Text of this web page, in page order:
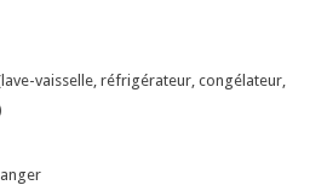
vaisselle, réfrigérateur, congélateur,